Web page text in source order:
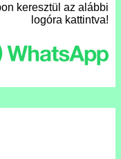
keresztül az alábbi
logóra kattintva!